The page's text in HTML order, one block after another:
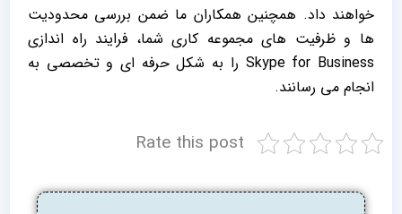
خواهند داد. همچنین همکاران ما ضمن بررسی محدودیت
ها و ظرفیت های مجموعه کاری شما، فرایند راه اندازی
Skype for Business را به شکل حرفه ای و تخصصی به
انجام می رسانند.
Rate this post